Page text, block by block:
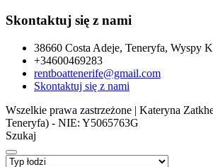
Skontaktuj się z nami
38660 Costa Adeje, Teneryfa, Wyspy
+34600469283
rentboattenerife@gmail.com
Skontaktuj się z nami
Wszelkie prawa zastrzeżone | Kateryna
Teneryfa) - NIE: Y5065763G
Szukaj